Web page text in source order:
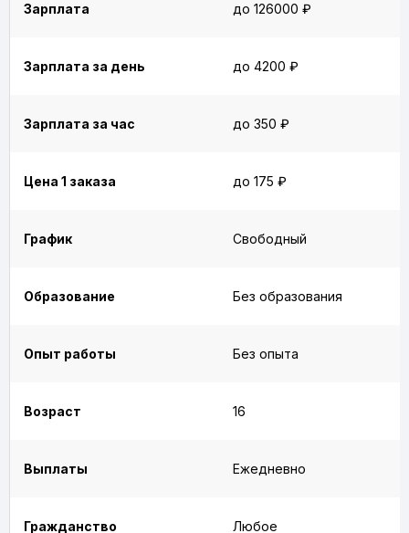
Зарплата до 126000 ₽
Зарплата за день до 4200 ₽
Зарплата за час до 350 ₽
Цена 1 заказа до 175 ₽
График Свободный
Образование Без образования
Опыт работы Без опыта
Возраст 16
Выплаты Ежедневно
Гражданство Любое